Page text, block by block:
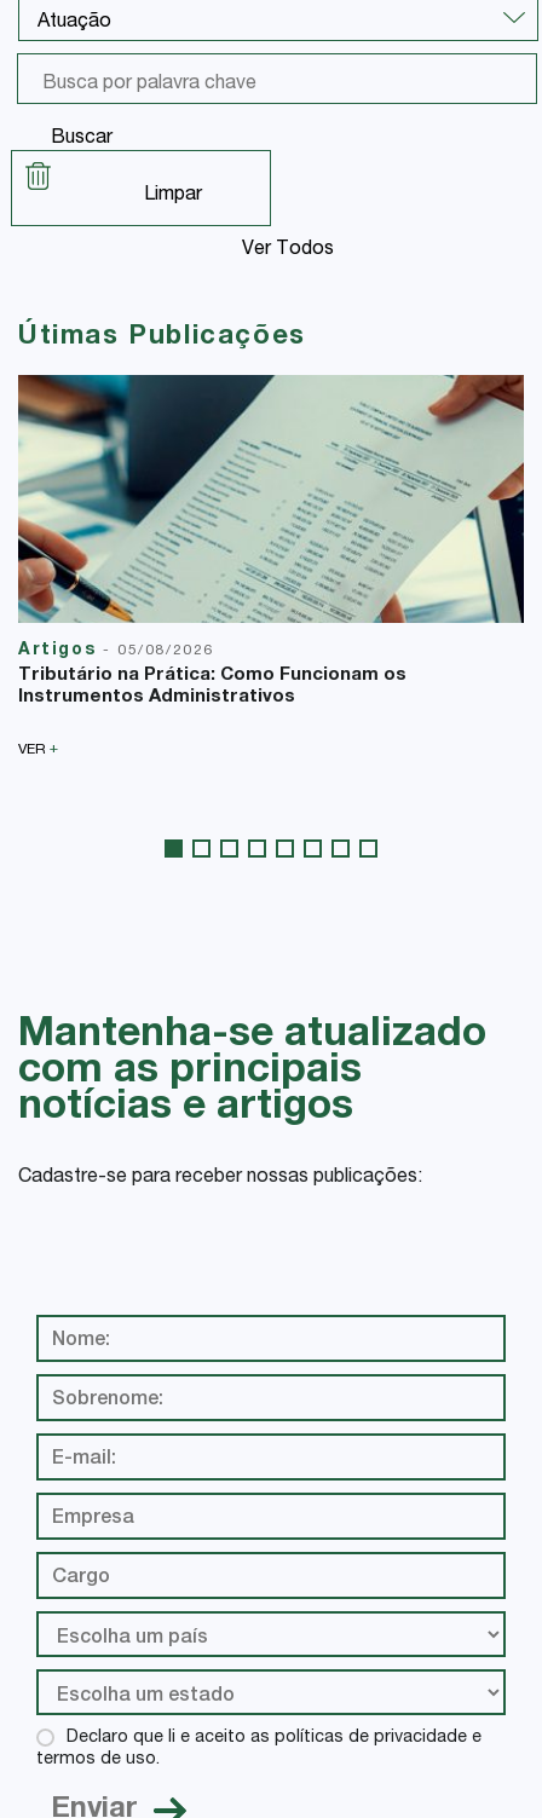
Buscar
Limpar
Ver Todos
Útimas Publicações
Artigos - 05/08/2026
Tributário na Prática: Como Funcionam os
Instrumentos Administrativos
VER +
Mantenha-se atualizado
com as principais
notícias e artigos
Cadastre-se para receber nossas publicações:
Declaro que li e aceito as políticas de privacidade e
termos de uso.